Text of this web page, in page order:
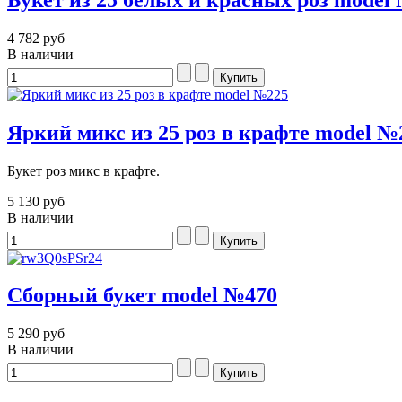
4 782 руб
В наличии
Яркий микс из 25 роз в крафте model
Букет роз микс в крафте.
5 130 руб
В наличии
Сборный букет model №470
5 290 руб
В наличии